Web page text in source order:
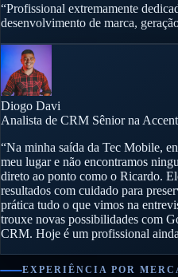
“Profissional extremamente
desenvolvimento de marca,
Diogo Davi
Analista de CRM Sênior na
“Na minha saída da Tec Mobile,
meu lugar e não encontramos
direto ao ponto como o Ricardo.
resultados com cuidado para
prática tudo o que vimos na
trouxe novas possibilidades com
CRM. Hoje é um profissional
EXPERIÊNCIA POR